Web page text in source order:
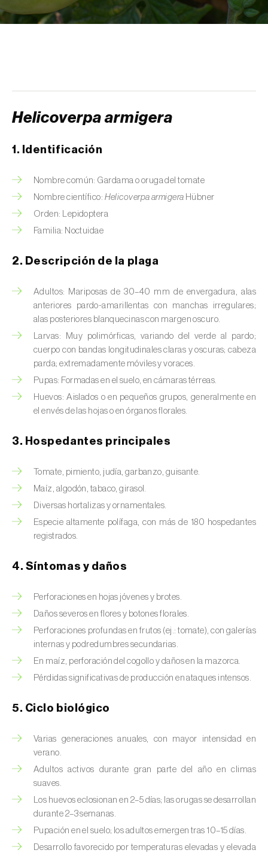
Arañuelo del ciruelo ( Yponomeuta
xanthenes
sasakii (=niponensis))
Barrenador del tallo de la caña de azúcar
fusca )
Barrenador del té (Euwallacea fornicatus, E.
fornicatior, E. perbrevis e E. kuroshio)
Barrenador del tomate (Neoleucinodes
elegantalis)
Barrenillo del almendro (Scolytus amygdali)
Barrenillo del olmo ( Scolytus multistriatus
Barrenillo grabador (Ips acuminatus
Barrenillo tipografo del abeto rojo (Ips
typographus)
Chrysodeixis chalcites
Brugo de la encina (
Cacoecia de los frutales (
Cantárida ( Lytta vesicatoria
Capua de los frutos ( Adoxophyes orana
Cecidomía destructora (Mayetiola
destructor)
Ceutorrinco de la col ( Ceutorhynchus
napi)
Chinche de la morera (Pseudaulacaspis
pentagona
Chinche de las piñas (
Leptoglossus
Chinche de los eucalyptus (Thaumastocoris
Helicoverpa armigera
1. Identificación
Nombre común: Gardama o oruga del tomate
Nombre científico: Helicoverpa armigera Hübner
Orden: Lepidoptera
Familia: Noctuidae
2. Descripción de la plaga
Adultos: Mariposas de 30–40 mm de envergadura, alas
anteriores pardo-amarillentas con manchas irregulares;
alas posteriores blanquecinas con margen oscuro.
Larvas: Muy polimórficas, variando del verde al pardo;
cuerpo con bandas longitudinales claras y oscuras; cabeza
parda; extremadamente móviles y voraces.
Pupas: Formadas en el suelo, en cámaras térreas.
Huevos: Aislados o en pequeños grupos, generalmente en
el envés de las hojas o en órganos florales.
3. Hospedantes principales
Tomate, pimiento, judía, garbanzo, guisante.
Maíz, algodón, tabaco, girasol.
Diversas hortalizas y ornamentales.
Especie altamente polífaga, con más de 180 hospedantes
registrados.
4. Síntomas y daños
Perforaciones en hojas jóvenes y brotes.
Daños severos en flores y botones florales.
Perforaciones profundas en frutos (ej.: tomate), con galerías
internas y podredumbres secundarias.
En maíz, perforación del cogollo y daños en la mazorca.
Pérdidas significativas de producción en ataques intensos.
5. Ciclo biológico
Varias generaciones anuales, con mayor intensidad en
verano.
Adultos activos durante gran parte del año en climas
suaves.
Los huevos eclosionan en 2–5 días; las orugas se desarrollan
durante 2–3 semanas.
Pupación en el suelo; los adultos emergen tras 10–15 días.
Desarrollo favorecido por temperaturas elevadas y elevada